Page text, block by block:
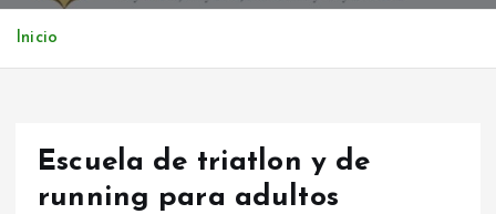
Inicio
Escuela de triatlon y de
running para adultos